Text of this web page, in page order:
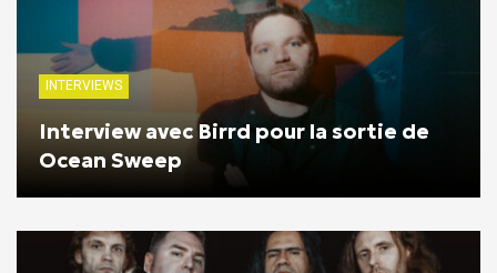
INTERVIEWS
Interview avec Birrd pour la sortie de
Ocean Sweep